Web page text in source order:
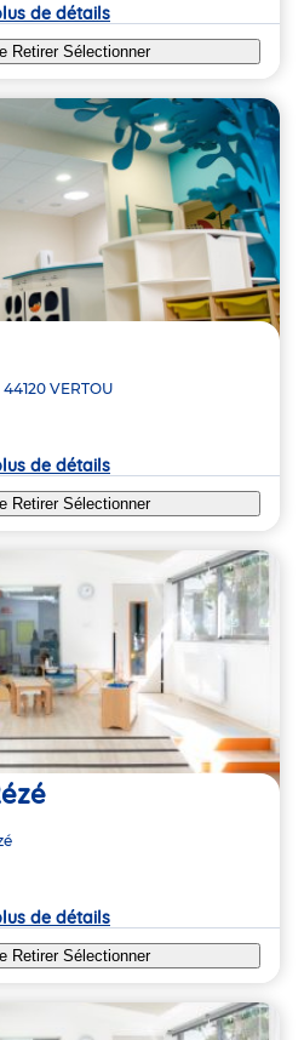
de détails
Retirer Sélectionner
44120 VERTOU
de détails
Retirer Sélectionner
de détails
Retirer Sélectionner